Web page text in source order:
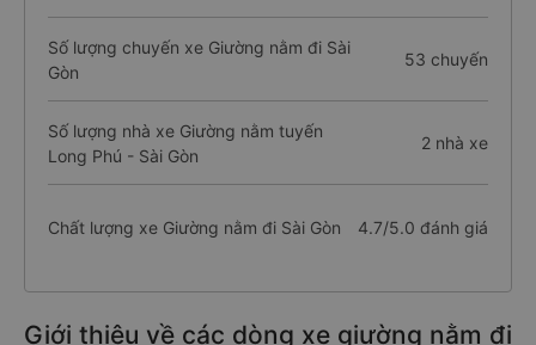
Số lượng chuyến xe Giường nằm đi Sài
Gòn
53 chuyến
Số lượng nhà xe Giường nằm tuyến
Long Phú - Sài Gòn
2 nhà xe
Chất lượng xe Giường nằm đi Sài Gòn 4.7/5.0 đánh giá
Giới thiệu về các dòng xe giường nằm đi